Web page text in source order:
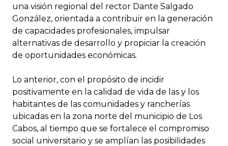
una visión regional del rector Dante Salgado
González, orientada a contribuir en la generación
de capacidades profesionales, impulsar
alternativas de desarrollo y propiciar la creación
de oportunidades económicas.
Lo anterior, con el propósito de incidir
positivamente en la calidad de vida de las y los
habitantes de las comunidades y rancherías
ubicadas en la zona norte del municipio de Los
Cabos, al tiempo que se fortalece el compromiso
social universitario y se amplían las posibilidades